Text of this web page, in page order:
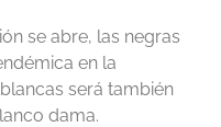
se abre, las negras
en la
será también
dama.